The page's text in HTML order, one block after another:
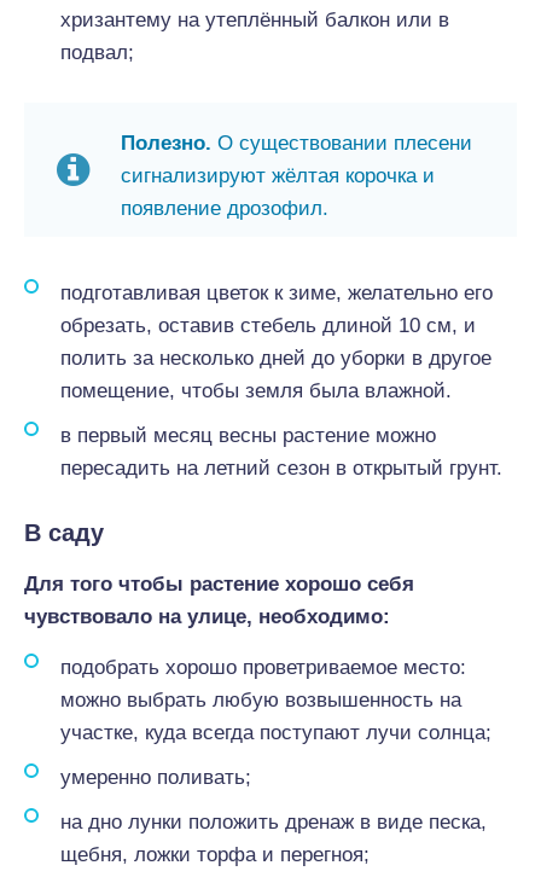
хризантему на утеплённый балкон или в
подвал;
Полезно. О существовании плесени
сигнализируют жёлтая корочка и
появление дрозофил.
подготавливая цветок к зиме, желательно его
обрезать, оставив стебель длиной 10 см, и
полить за несколько дней до уборки в другое
помещение, чтобы земля была влажной.
в первый месяц весны растение можно
пересадить на летний сезон в открытый грунт.
В саду
Для того чтобы растение хорошо себя
чувствовало на улице, необходимо:
подобрать хорошо проветриваемое место:
можно выбрать любую возвышенность на
участке, куда всегда поступают лучи солнца;
умеренно поливать;
на дно лунки положить дренаж в виде песка,
щебня, ложки торфа и перегноя;